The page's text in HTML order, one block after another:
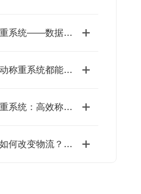
地磅自动称重系统——数据采集与智能控制原理及工业应用
讲讲地磅自动称重系统都能干啥
地磅自动称重系统：高效称重的得力助手
无人化称重如何改变物流？地磅自动称重系统的5大核心优势